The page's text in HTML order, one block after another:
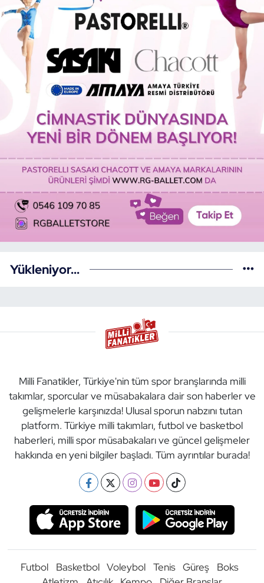
Yükleniyor...
Milli Fanatikler, Türkiye'nin tüm spor branşlarında milli
takımlar, sporcular ve müsabakalara dair son haberler ve
gelişmelerle karşınızda! Ulusal sporun nabzını tutan
platform. Türkiye milli takımları, futbol ve basketbol
haberleri, milli spor müsabakaları ve güncel gelişmeler
hakkında en yeni bilgiler başladı. Tüm ayrıntılar burada!
Futbol Basketbol Voleybol Tenis Güreş
Boks